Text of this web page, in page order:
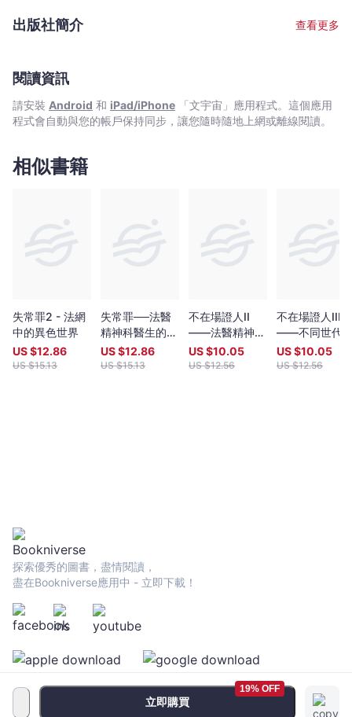
文
宙
｜
Bookniverse
及撰寫二千多份法庭報告，亦多次獲裁判法院,區域法院及高等法院
(SPJ)──暴力風險評估工具的醫生，在二零一二年九月曾參與一項
家參與，包括美國,英國,澳洲,加拿大等等，其中由何醫生作為香港
的代表專家，而上述的?究結果已集結成書在美國出版。何醫生亦是
估培訓師，訓練了過百位精神健康相關的專業人員。醫院管理局在
二零一五年三月亦邀請她擔任暴力評估和管理進修課程的導師。二
出版社簡介 查看更多
閱讀資訊
請安裝 Android 和 iPad/iPhone 「文宇宙」應用程式。這個應用
程式會自動與您的帳戶保持同步，讓您隨時隨地上網或離線閱讀。
相似書籍
失常罪2 - 法網
中的異色世界
US $12.86
US $15.13
失常罪──法醫
精神科醫生的代
告白
US $12.86
US $15.13
不在場證人II
——法醫精神科
的過去
US $10.05
US $12.56
不在場證人III
——不同世代
精神病定義
US $10.05
US $12.56
立即購買
19% OFF
探索優秀的圖書，盡情閱讀，
盡在Bookniverse應用中 - 立即下載！